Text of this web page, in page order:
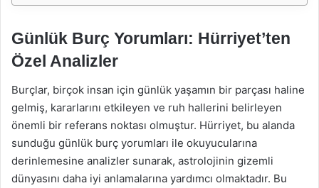
Günlük Burç Yorumları: Hürriyet’ten
Özel Analizler
Burçlar, birçok insan için günlük yaşamın bir parçası haline
gelmiş, kararlarını etkileyen ve ruh hallerini belirleyen
önemli bir referans noktası olmuştur. Hürriyet, bu alanda
sunduğu günlük burç yorumları ile okuyucularına
derinlemesine analizler sunarak, astrolojinin gizemli
dünyasını daha iyi anlamalarına yardımcı olmaktadır. Bu